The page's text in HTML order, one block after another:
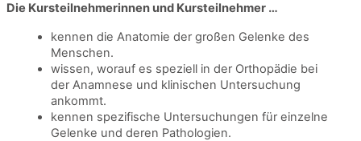
Die Kursteilnehmerinnen und Kursteilnehmer …
kennen die Anatomie der großen Gelenke des
Menschen.
wissen, worauf es speziell in der Orthopädie bei
der Anamnese und klinischen Untersuchung
ankommt.
kennen spezifische Untersuchungen für einzelne
Gelenke und deren Pathologien.